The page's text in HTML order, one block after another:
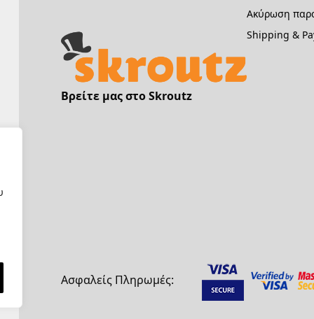
Βρείτε μας στο Skroutz
Ακύρωση
Shipping &
Ασφαλείς Πληρωμές: